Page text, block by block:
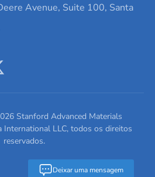
Deixar uma mensagem
Avenue, Suite 100, Santa
Stanford Advanced Materials
International LLC, todos os direitos
reservados.